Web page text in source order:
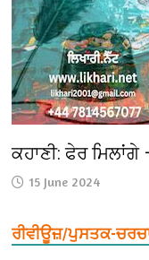
ਕਹਾਣੀ: ਫੇਰ
15 June 2024
ਰੀਵੀਊਜ਼/ਪੁਸਤਕ-